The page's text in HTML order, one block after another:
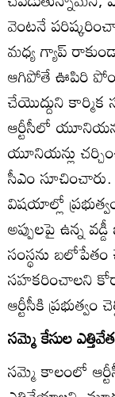
వెంటనే
మధ్య గ్యాప్‌
ఆగిపోతే ఊపిరి
చేయొద్దుని కార్మిక
ఆర్టీసీలో
యూనియన్లు
సీఎం
విషయాల్లో
అప్పులపై ఉన్న
సంస్థను బలోపేతం
సహకరించాలని
ఆర్టీసీకి ప్రభుత్వం
సమ్మె కేసుల
సమ్మె కాలంలో